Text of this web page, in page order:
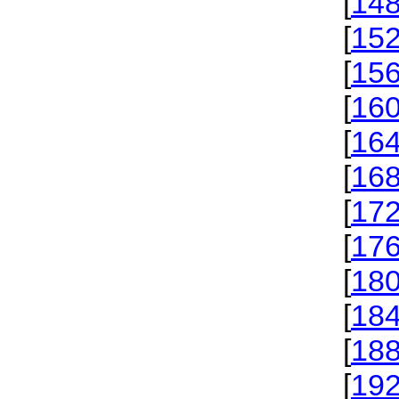
[
[
[
[
[
[
[
[
[
[
[